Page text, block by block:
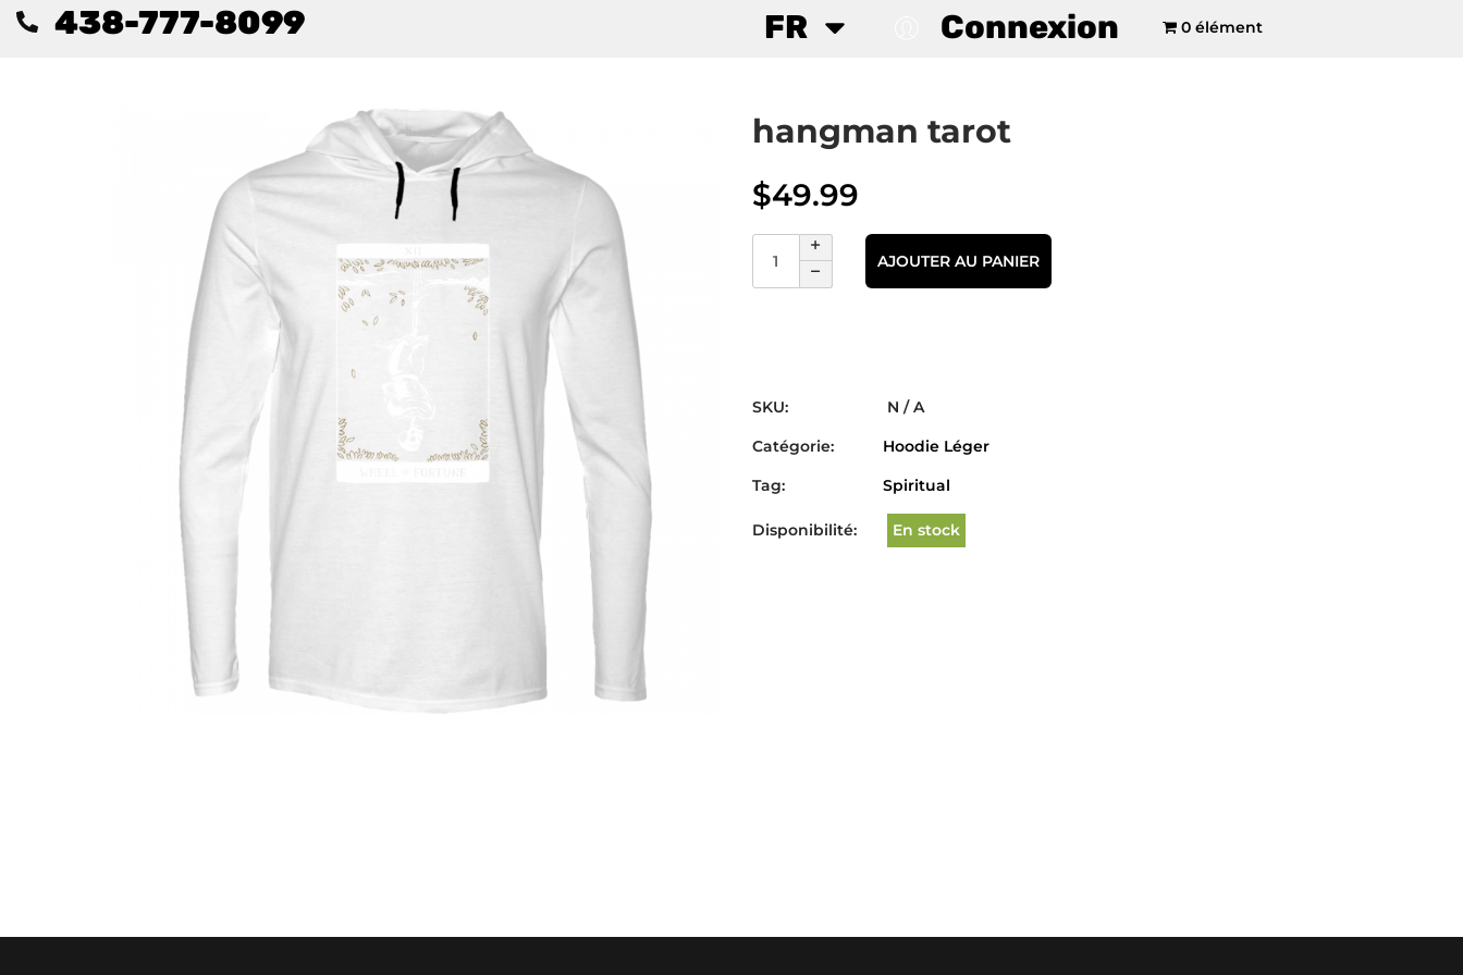
438-777-8099 FR Connexion 0 élément
hangman tarot
$49.99
AJOUTER AU PANIER
SKU:
N / A
Catégorie:
Hoodie Léger
Tag:
Spiritual
Disponibilité: En stock